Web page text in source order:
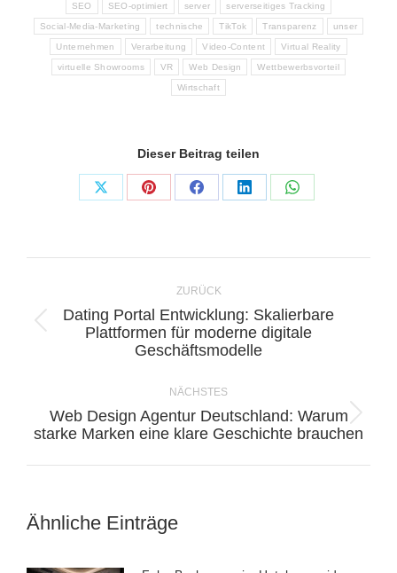
SEO SEO-optimiert server serverseitiges Tracking
Social-Media-Marketing technische TikTok Transparenz unser
Unternehmen Verarbeitung Video-Content Virtual Reality
virtuelle Showrooms VR Web Design Wettbewerbsvorteil
Wirtschaft
Dieser Beitrag teilen
Share
Share
Share
Share
Share
ZURÜCK
Vorheriger
Beitrag:
Dating Portal Entwicklung: Skalierbare
Plattformen für moderne digitale
Geschäftsmodelle
NÄCHSTES
Nächster
Web Design Agentur Deutschland: Warum
starke Marken eine klare Geschichte brauchen
Ähnliche Einträge